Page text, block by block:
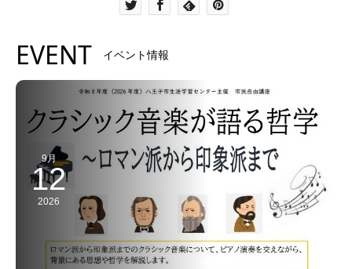
EVENT イベント情報
9月
12
2026